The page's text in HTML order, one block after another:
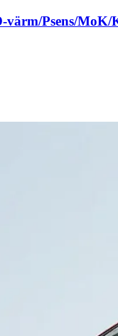
Psens/MoK/